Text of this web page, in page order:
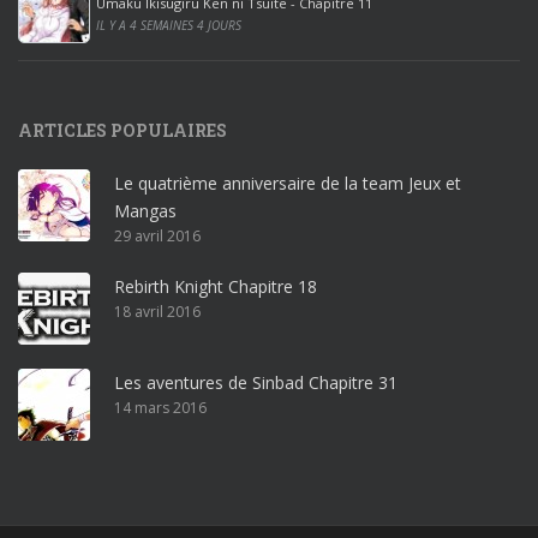
0
1
r
o
ff
i
c
e
3
r
IL Y A 4 SEMAINES 4 JOURS
ARTICLES POPULAIRES
Le quatrième anniversaire de la team Jeux et
Mangas
29 avril 2016
Rebirth Knight Chapitre 18
18 avril 2016
Les aventures de Sinbad Chapitre 31
14 mars 2016